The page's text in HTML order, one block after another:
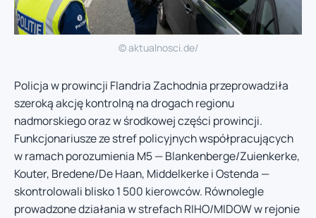
© aktualnosci.de/
Policja w prowincji Flandria Zachodnia przeprowadziła
szeroką akcję kontrolną na drogach regionu
nadmorskiego oraz w środkowej części prowincji.
Funkcjonariusze ze stref policyjnych współpracujących
w ramach porozumienia M5 — Blankenberge/Zuienkerke,
Kouter, Bredene/De Haan, Middelkerke i Ostenda —
skontrolowali blisko 1 500 kierowców. Równolegle
prowadzone działania w strefach RIHO/MIDOW w rejonie